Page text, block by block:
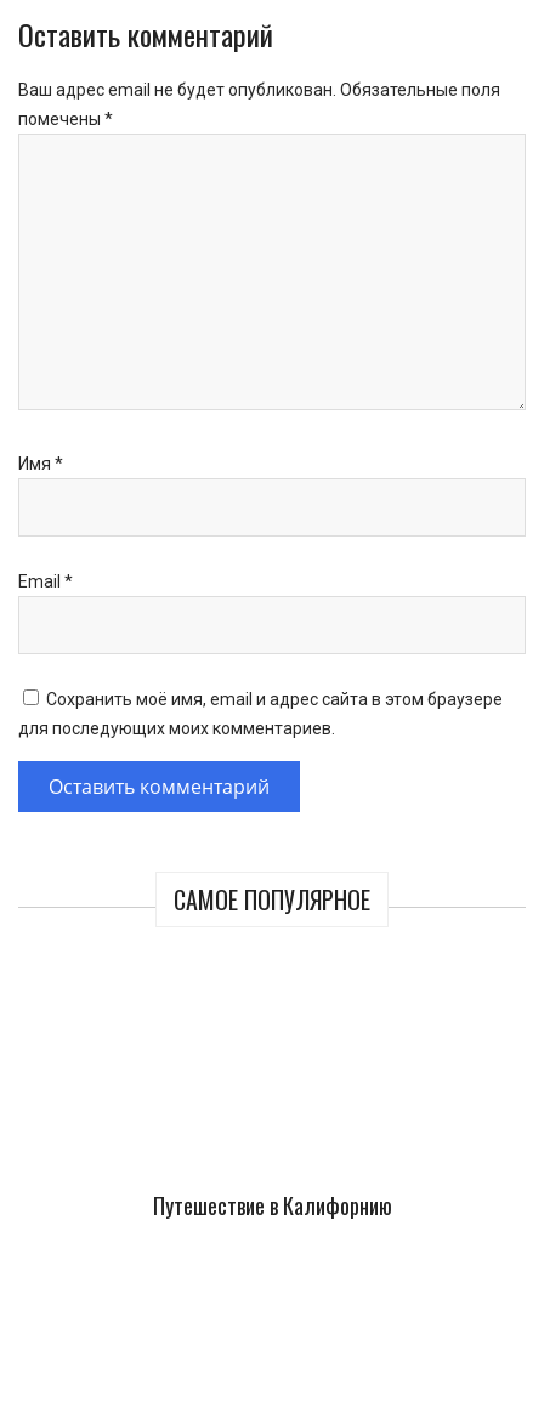
САМОЕ ПОПУЛЯРНОЕ
Путешествие в Калифорнию
Оставить комментарий
Ваш адрес email не будет опубликован. Обязательные поля
помечены *
Имя *
Email *
Сохранить моё имя, email и адрес сайта в этом браузере
для последующих моих комментариев.